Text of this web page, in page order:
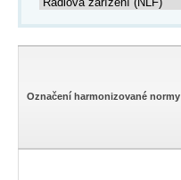
Označení harmonizované normy